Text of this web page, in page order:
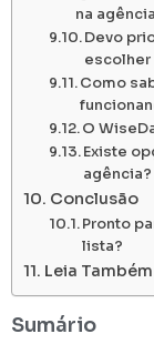
na
Devo
escolher
Como
O
Existe
agência?
Conclusão
Pronto
lista?
Leia Também
Sumário